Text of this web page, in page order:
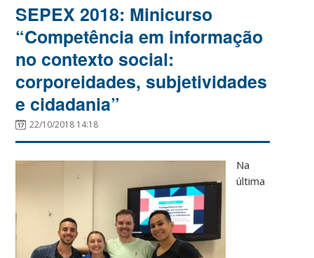
SEPEX 2018: Minicurso
“Competência em informação
no contexto social:
corporeidades, subjetividades
e cidadania”
22/10/2018 14:18
Na
última